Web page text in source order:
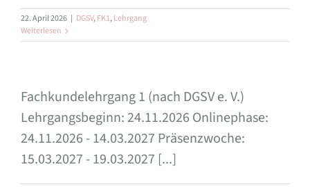
22. April 2026 | DGSV,FK1,Lehrgang
Weiterlesen
Fachkundelehrgang 1 (nach DGSV e. V.)
Lehrgangsbeginn: 24.11.2026 Onlinephase:
24.11.2026 - 14.03.2027 Präsenzwoche:
15.03.2027 - 19.03.2027 [...]